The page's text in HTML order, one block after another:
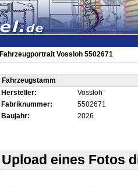
Fahrzeugportrait Vossloh 5502671
Fahrzeugstamm
Hersteller:
Vossloh
Fabriknummer:
5502671
Baujahr:
2026
Upload eines Fotos